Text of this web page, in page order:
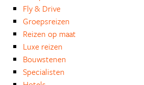
Fly & Drive
Groepsreizen
Reizen op maat
Luxe reizen
Bouwstenen
Specialisten